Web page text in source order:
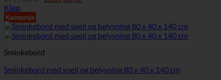
2999,00 kr.
2359,00 kr.
Kjøp
Kampanje
Sminkebord
Sminkebord med speil og belysning 80 x 40 x 140 cm